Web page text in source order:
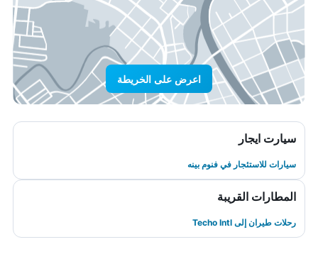
اعرض على الخريطة
سيارت ايجار
سيارات للاستئجار في فنوم بينه
المطارات القريبة
رحلات طيران إلى Techo Intl